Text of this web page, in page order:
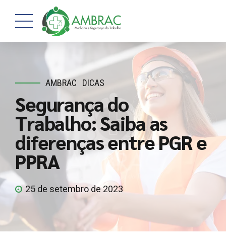
AMBRAC DICAS
Segurança do
Trabalho: Saiba as
diferenças entre PGR e
PPRA
25 de setembro de 2023